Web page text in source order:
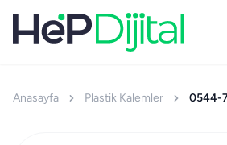
Anasayfa Plastik Kalemler 0544-